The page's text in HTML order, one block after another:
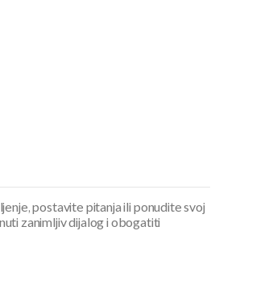
postavite pitanja ili ponudite svoj
zanimljiv dijalog i obogatiti